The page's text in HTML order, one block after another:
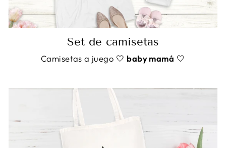
Set de camisetas
Camisetas a juego 🤍 baby mamá 🤍